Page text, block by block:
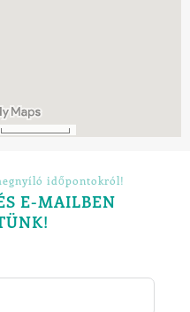
időpontokról!
E-MAILBEN